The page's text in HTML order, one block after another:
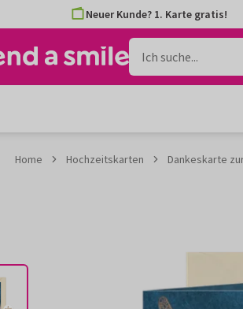
Neuer Kunde? 1. Karte gratis!
Home Hochzeitskarten Dankeskarte